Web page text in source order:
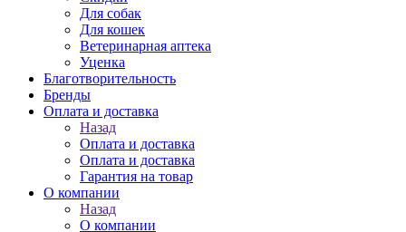
Для собак
Для кошек
Ветеринарная аптека
Уценка
Благотворительность
Бренды
Оплата и доставка
Назад
Оплата и доставка
Оплата и доставка
Гарантия на товар
О компании
Назад
О компании